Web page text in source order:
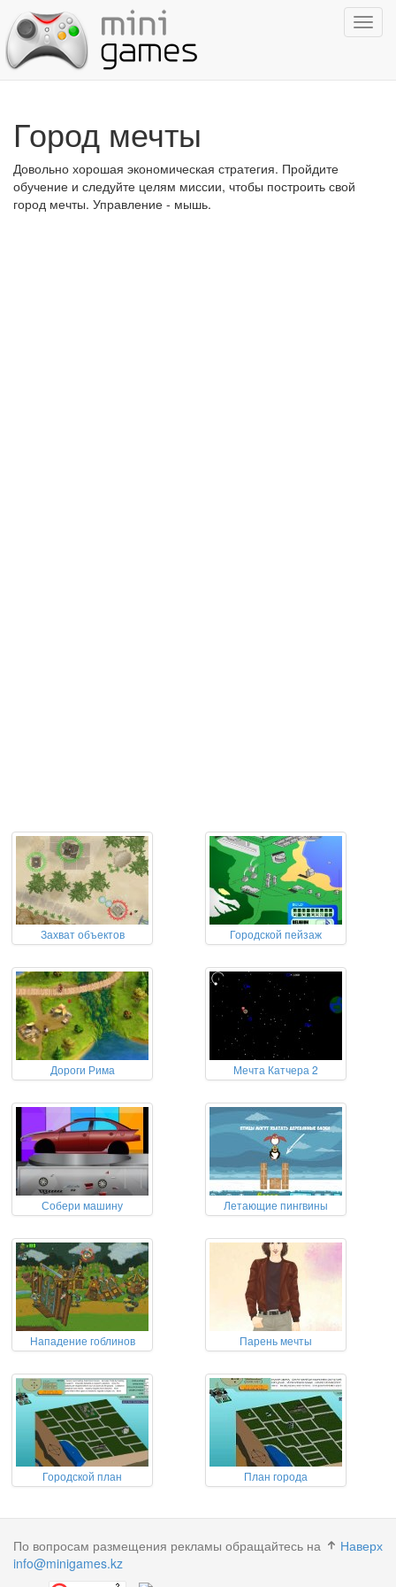
Город мечты
Довольно хорошая экономическая стратегия. Пройдите
обучение и следуйте целям миссии, чтобы построить свой
город мечты. Управление - мышь.
Захват объектов Городской пейзаж
Дороги Рима Мечта Катчера 2
Собери машину Летающие пингвины
Нападение гоблинов Парень мечты
Городской план План города
Наверх
По вопросам размещения рекламы обращайтесь на
info@minigames.kz